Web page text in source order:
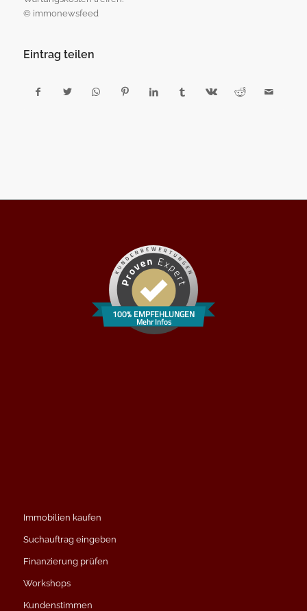
© immonewsfeed
Eintrag teilen
100% EMPFEHLUNGEN
Mehr Infos
Immobilien kaufen
Suchauftrag eingeben
Finanzierung prüfen
Workshops
Kundenstimmen